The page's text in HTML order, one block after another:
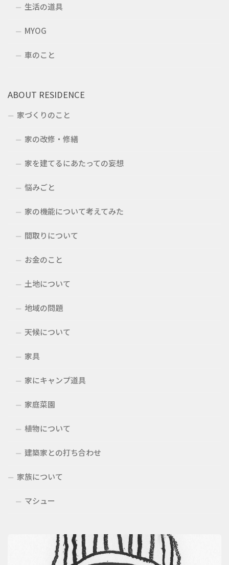
生活の道具
MYOG
車のこと
ABOUT RESIDENCE
家づくりのこと
家の改修・修繕
家を建てるにあたっての妄想
悩みごと
家の機能について考えてみた
間取りについて
お金のこと
土地について
地域の問題
天候について
家具
家にキャンプ道具
家庭菜園
植物について
建築家との打ち合わせ
家族について
マシュー